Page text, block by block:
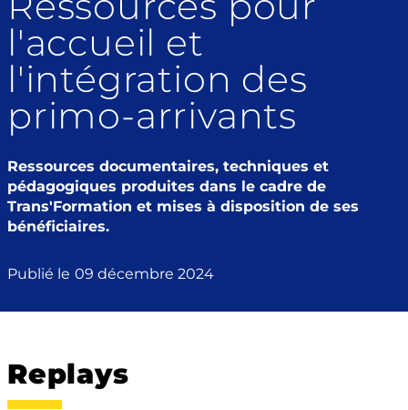
l'accueil et
l'intégration des
primo-arrivants
Ressources documentaires, techniques et
pédagogiques produites dans le cadre de
Trans'Formation et mises à disposition de ses
bénéficiaires.
Publié le 09 décembre 2024
Replays